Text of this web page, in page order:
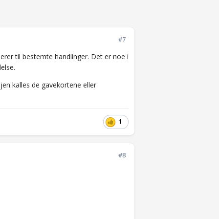
#7
til bestemte handlinger. Det er noe i
kalles de gavekortene eller
1
#8